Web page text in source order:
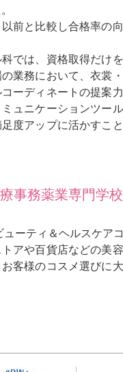
前と比較し合格率の
では、資格取得だけ
業務において、衣裳
ーディネートの提案
ュニケーションツー
足度アップに活かすこ
事務薬業専門学校
ューティ＆ヘルスケア
トアや百貨店などの美
客様のコスメ選びに